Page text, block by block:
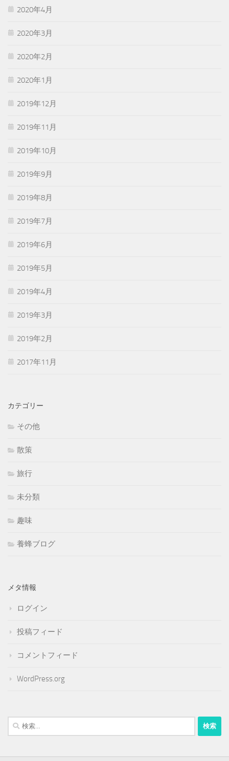
2020年4月
2020年3月
2020年2月
2020年1月
2019年12月
2019年11月
2019年10月
2019年9月
2019年8月
2019年7月
2019年6月
2019年5月
2019年4月
2019年3月
2019年2月
2017年11月
カテゴリー
その他
散策
旅行
未分類
趣味
養蜂ブログ
メタ情報
ログイン
投稿フィード
コメントフィード
WordPress.org
検
索: